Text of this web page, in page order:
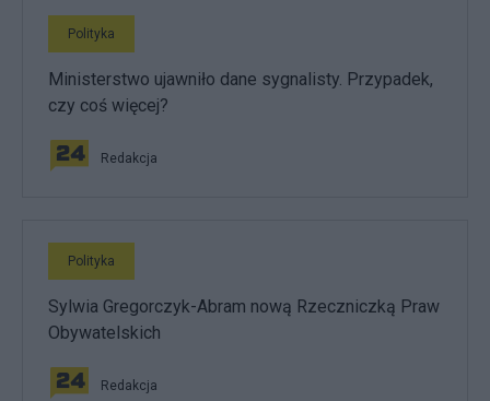
Polityka
Ministerstwo ujawniło dane sygnalisty. Przypadek,
czy coś więcej?
Redakcja
Polityka
Sylwia Gregorczyk-Abram nową Rzeczniczką Praw
Obywatelskich
Redakcja